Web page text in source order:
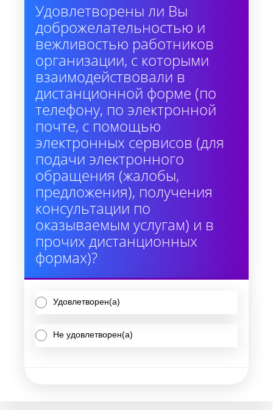
Удовлетворены ли Вы
доброжелательностью и
вежливостью работников
организации, с которыми
взаимодействовали в
дистанционной форме (по
телефону, по электронной
почте, с помощью
электронных сервисов (для
подачи электронного
обращения (жалобы,
предложения), получения
консультации по
оказываемым услугам) и в
прочих дистанционных
формах)?
Удовлетворен(а)
Не удовлетворен(а)